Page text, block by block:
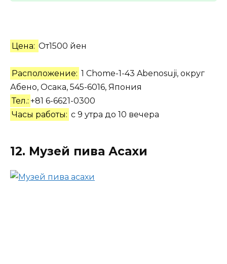
Цена: От1500 йен
Расположение: 1 Chome-1-43 Abenosuji, округ
Абено, Осака, 545-6016, Япония
Тел.: +81 6-6621-0300
Часы работы: с 9 утра до 10 вечера
12. Музей пива Асахи